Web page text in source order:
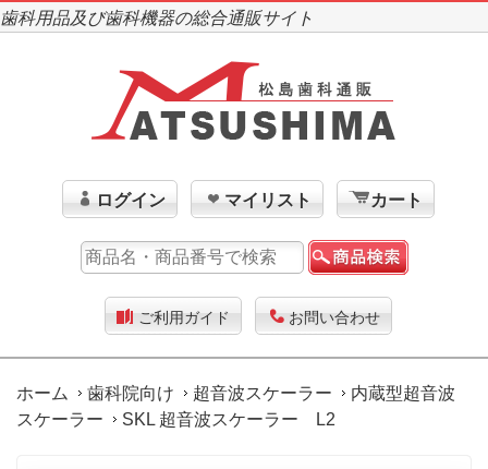
歯科用品及び歯科機器の総合通販サイト
ログイン マイリスト カート
ご利用ガイド お問い合わせ
ホーム 歯科院向け 超音波スケーラー
内蔵型超音波
スケーラー
SKL 超音波スケーラー L2